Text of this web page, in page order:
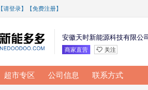
【请登录】 【免费注册】
安徽天时新能源科技有限公
商家直营 关注
超市专区 公司信息 联系方式